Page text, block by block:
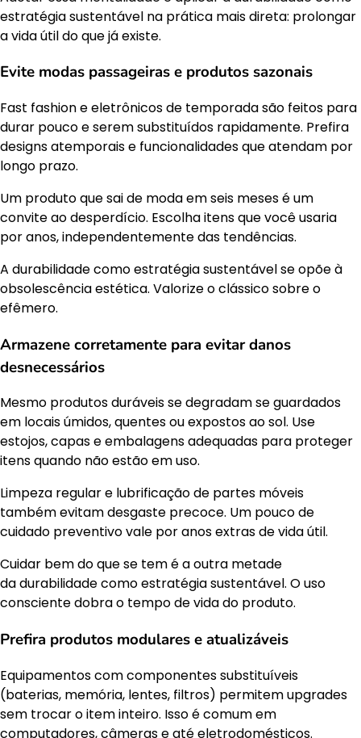
estratégia sustentável na prática mais direta: prolongar
a vida útil do que já existe.
Evite modas passageiras e produtos sazonais
Fast fashion e eletrônicos de temporada são feitos para
durar pouco e serem substituídos rapidamente. Prefira
designs atemporais e funcionalidades que atendam por
longo prazo.
Um produto que sai de moda em seis meses é um
convite ao desperdício. Escolha itens que você usaria
por anos, independentemente das tendências.
A durabilidade como estratégia sustentável se opõe à
obsolescência estética. Valorize o clássico sobre o
efêmero.
Armazene corretamente para evitar danos
desnecessários
Mesmo produtos duráveis se degradam se guardados
em locais úmidos, quentes ou expostos ao sol. Use
estojos, capas e embalagens adequadas para proteger
itens quando não estão em uso.
Limpeza regular e lubrificação de partes móveis
também evitam desgaste precoce. Um pouco de
cuidado preventivo vale por anos extras de vida útil.
Cuidar bem do que se tem é a outra metade
da durabilidade como estratégia sustentável. O uso
consciente dobra o tempo de vida do produto.
Prefira produtos modulares e atualizáveis
Equipamentos com componentes substituíveis
(baterias, memória, lentes, filtros) permitem upgrades
sem trocar o item inteiro. Isso é comum em
computadores, câmeras e até eletrodomésticos.